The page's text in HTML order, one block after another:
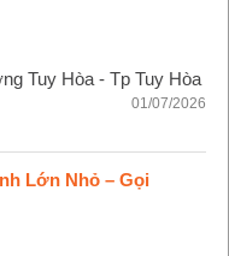
Tuy Hòa - Tp Tuy Hòa
01/07/2026
Lớn Nhỏ – Gọi